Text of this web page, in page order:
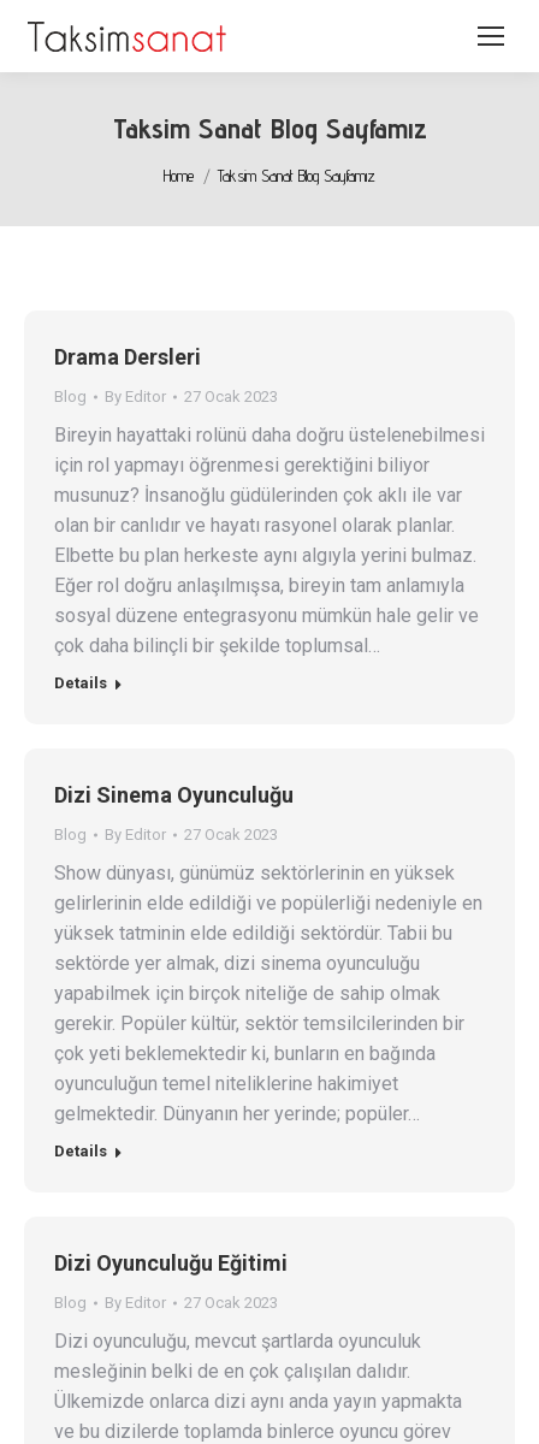
Taksim Sanat Blog Sayfamız
You are here:
Home Taksim Sanat Blog Sayfamız
Drama Dersleri
Blog By Editor 27 Ocak 2023
Bireyin hayattaki rolünü daha doğru üstelenebilmesi
için rol yapmayı öğrenmesi gerektiğini biliyor
musunuz? İnsanoğlu güdülerinden çok aklı ile var
olan bir canlıdır ve hayatı rasyonel olarak planlar.
Elbette bu plan herkeste aynı algıyla yerini bulmaz.
Eğer rol doğru anlaşılmışsa, bireyin tam anlamıyla
sosyal düzene entegrasyonu mümkün hale gelir ve
çok daha bilinçli bir şekilde toplumsal…
Details
Dizi Sinema Oyunculuğu
Blog By Editor 27 Ocak 2023
Show dünyası, günümüz sektörlerinin en yüksek
gelirlerinin elde edildiği ve popülerliği nedeniyle en
yüksek tatminin elde edildiği sektördür. Tabii bu
sektörde yer almak, dizi sinema oyunculuğu
yapabilmek için birçok niteliğe de sahip olmak
gerekir. Popüler kültür, sektör temsilcilerinden bir
çok yeti beklemektedir ki, bunların en bağında
oyunculuğun temel niteliklerine hakimiyet
gelmektedir. Dünyanın her yerinde; popüler…
Details
Dizi Oyunculuğu Eğitimi
Blog By Editor 27 Ocak 2023
Dizi oyunculuğu, mevcut şartlarda oyunculuk
mesleğinin belki de en çok çalışılan dalıdır.
Ülkemizde onlarca dizi aynı anda yayın yapmakta
ve bu dizilerde toplamda binlerce oyuncu görev